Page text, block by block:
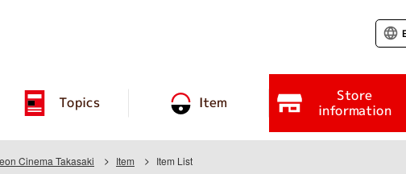
Topics Item Store
information
Cinema Takasaki Item Item List